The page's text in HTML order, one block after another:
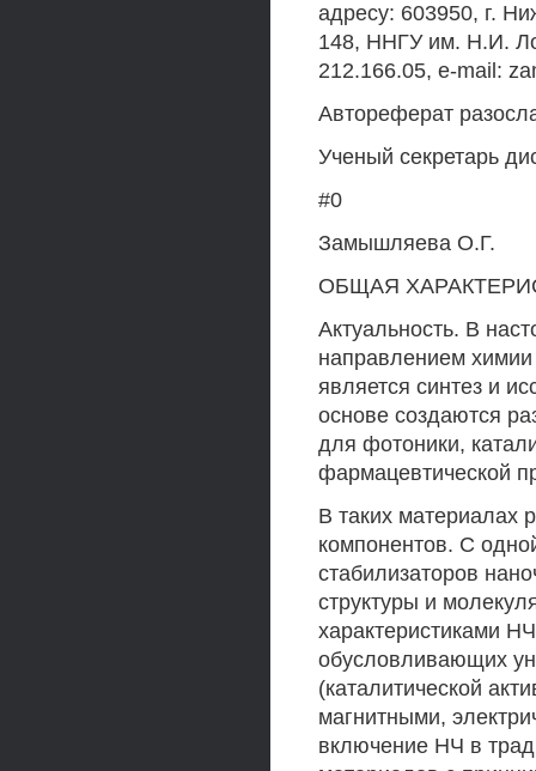
адресу: 603950, г.
148, ННГУ им. Н.И.
212.166.05, e-mail:
Автореферат
Ученый секретарь
#0
Замышляева О.Г.
ОБЩАЯ
Актуальность. В
направлением
является синтез и
основе создаются
для фотоники,
фармацевтической
В таких материалах
компонентов. С
стабилизаторов
структуры и
характеристиками
обусловливающих
(каталитической
магнитными,
включение НЧ в